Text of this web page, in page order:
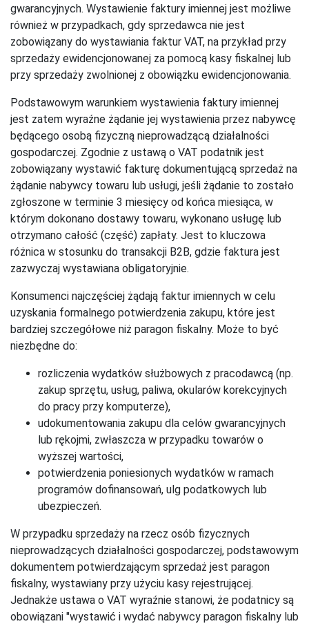
gwarancyjnych. Wystawienie faktury imiennej jest możliwe
również w przypadkach, gdy sprzedawca nie jest
zobowiązany do wystawiania faktur VAT, na przykład przy
sprzedaży ewidencjonowanej za pomocą kasy fiskalnej lub
przy sprzedaży zwolnionej z obowiązku ewidencjonowania.
Podstawowym warunkiem wystawienia faktury imiennej
jest zatem wyraźne żądanie jej wystawienia przez nabywcę
będącego osobą fizyczną nieprowadzącą działalności
gospodarczej. Zgodnie z ustawą o VAT podatnik jest
zobowiązany wystawić fakturę dokumentującą sprzedaż na
żądanie nabywcy towaru lub usługi, jeśli żądanie to zostało
zgłoszone w terminie 3 miesięcy od końca miesiąca, w
którym dokonano dostawy towaru, wykonano usługę lub
otrzymano całość (część) zapłaty. Jest to kluczowa
różnica w stosunku do transakcji B2B, gdzie faktura jest
zazwyczaj wystawiana obligatoryjnie.
Konsumenci najczęściej żądają faktur imiennych w celu
uzyskania formalnego potwierdzenia zakupu, które jest
bardziej szczegółowe niż paragon fiskalny. Może to być
niezbędne do:
rozliczenia wydatków służbowych z pracodawcą (np.
zakup sprzętu, usług, paliwa, okularów korekcyjnych
do pracy przy komputerze),
udokumentowania zakupu dla celów gwarancyjnych
lub rękojmi, zwłaszcza w przypadku towarów o
wyższej wartości,
potwierdzenia poniesionych wydatków w ramach
programów dofinansowań, ulg podatkowych lub
ubezpieczeń.
W przypadku sprzedaży na rzecz osób fizycznych
nieprowadzących działalności gospodarczej, podstawowym
dokumentem potwierdzającym sprzedaż jest paragon
fiskalny, wystawiany przy użyciu kasy rejestrującej.
Jednakże ustawa o VAT wyraźnie stanowi, że podatnicy są
obowiązani "wystawić i wydać nabywcy paragon fiskalny lub